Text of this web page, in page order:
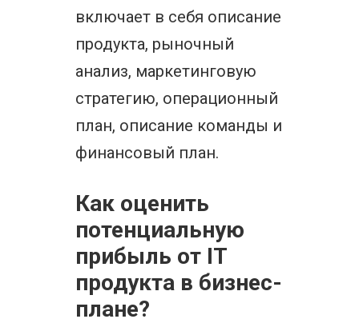
включает в себя описание
продукта, рыночный
анализ, маркетинговую
стратегию, операционный
план, описание команды и
финансовый план.
Как оценить
потенциальную
прибыль от IT
продукта в бизнес-
плане?